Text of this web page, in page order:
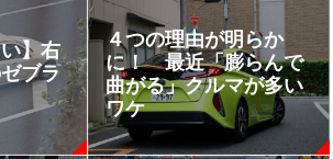
】右
ブラ
４つの理由が明らか
に！ 最近「膨らんで
曲がる」クルマが多い
ワケ